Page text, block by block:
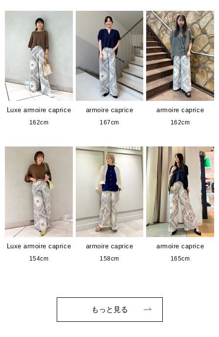
Luxe armoire caprice
162cm
armoire caprice
167cm
armoire caprice
162cm
Luxe armoire caprice
154cm
armoire caprice
158cm
armoire caprice
165cm
もっと見る